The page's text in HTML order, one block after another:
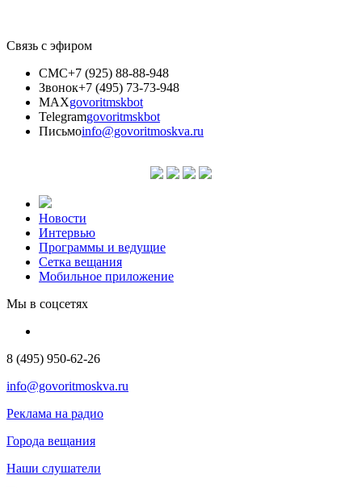
Связь с эфиром
СМС+7 (925) 88-88-948
Звонок+7 (495) 73-73-948
MAXgovoritmskbot
Telegramgovoritmskbot
Письмоinfo@govoritmoskva.ru
Новости
Интервью
Программы и ведущие
Сетка вещания
Мобильное приложение
Мы в соцсетях
8 (495) 950-62-26
info@govoritmoskva.ru
Реклама на радио
Города вещания
Наши слушатели